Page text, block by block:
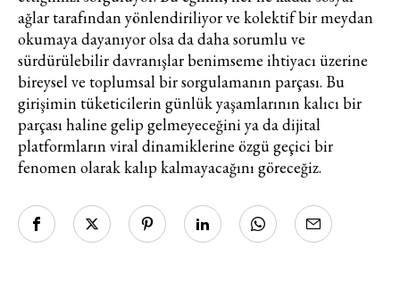
ağlar tarafından yönlendiriliyor ve kolektif bir meydan
okumaya dayanıyor olsa da daha sorumlu ve
sürdürülebilir davranışlar benimseme ihtiyacı üzerine
bireysel ve toplumsal bir sorgulamanın parçası. Bu
girişimin tüketicilerin günlük yaşamlarının kalıcı bir
parçası haline gelip gelmeyeceğini ya da dijital
platformların viral dinamiklerine özgü geçici bir
fenomen olarak kalıp kalmayacağını göreceğiz.